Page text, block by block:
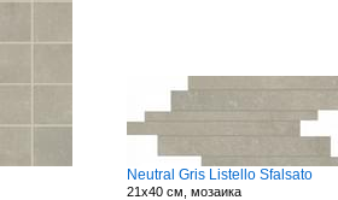
Neutral Gris Listello Sfalsato
21x40 см, мозаика